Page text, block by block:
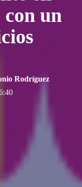
con un
Rodríguez